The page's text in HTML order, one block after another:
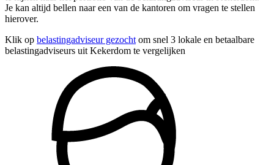
Je kan altijd bellen naar een van de kantoren om vragen te stellen
hierover.
Klik op belastingadviseur gezocht om snel 3 lokale en betaalbare
belastingadviseurs uit Kekerdom te vergelijken